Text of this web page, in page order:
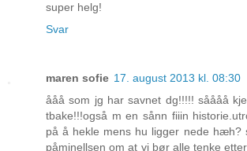
super helg!
Svar
maren sofie 17. august 2013 kl. 08:30
ååå som jg har savnet dg!!!!! såååå
tbake!!!også m en sånn fiiin
på å hekle mens hu ligger nede hæh?
påminellsen om at vi bør alle tenke